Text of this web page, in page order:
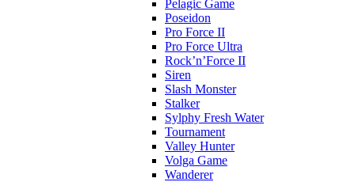
Pelagic Game
Poseidon
Pro Force II
Pro Force Ultra
Rock’n’Force II
Siren
Slash Monster
Stalker
Sylphy Fresh Water
Tournament
Valley Hunter
Volga Game
Wanderer